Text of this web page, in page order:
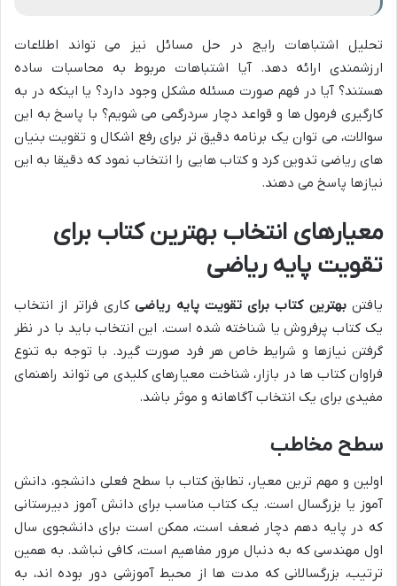
تحلیل اشتباهات رایج در حل مسائل نیز می تواند اطلاعات
ارزشمندی ارائه دهد. آیا اشتباهات مربوط به محاسبات ساده
هستند؟ آیا در فهم صورت مسئله مشکل وجود دارد؟ یا اینکه در به
کارگیری فرمول ها و قواعد دچار سردرگمی می شویم؟ با پاسخ به این
سوالات، می توان یک برنامه دقیق تر برای رفع اشکال و تقویت بنیان
های ریاضی تدوین کرد و کتاب هایی را انتخاب نمود که دقیقا به این
نیازها پاسخ می دهند.
معیارهای انتخاب بهترین کتاب برای
تقویت پایه ریاضی
یافتنبهترین کتاب برای تقویت پایه ریاضیکاری فراتر از انتخاب
یک کتاب پرفروش یا شناخته شده است. این انتخاب باید با در نظر
گرفتن نیازها و شرایط خاص هر فرد صورت گیرد. با توجه به تنوع
فراوان کتاب ها در بازار، شناخت معیارهای کلیدی می تواند راهنمای
مفیدی برای یک انتخاب آگاهانه و موثر باشد.
سطح مخاطب
اولین و مهم ترین معیار، تطابق کتاب با سطح فعلی دانشجو، دانش
آموز یا بزرگسال است. یک کتاب مناسب برای دانش آموز دبیرستانی
که در پایه دهم دچار ضعف است، ممکن است برای دانشجوی سال
اول مهندسی که به دنبال مرور مفاهیم است، کافی نباشد. به همین
ترتیب، بزرگسالانی که مدت ها از محیط آموزشی دور بوده اند، به